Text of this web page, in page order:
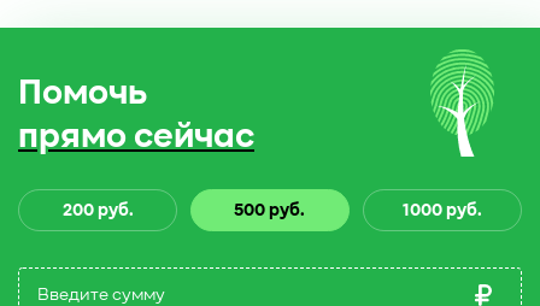
Помочь
прямо сейчас
200 руб. 500 руб. 1000 руб.